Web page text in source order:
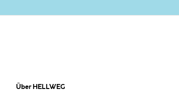
Über HELLWEG